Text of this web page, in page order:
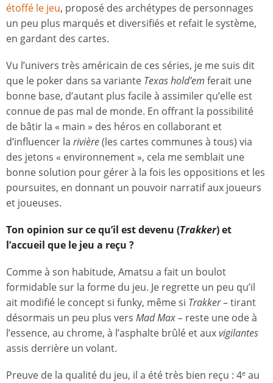
étoffé le jeu, proposé des archétypes de personnages
un peu plus marqués et diversifiés et refait le système,
en gardant des cartes.
Vu l’univers très américain de ces séries, je me suis dit
que le poker dans sa variante Texas hold’em ferait une
bonne base, d’autant plus facile à assimiler qu’elle est
connue de pas mal de monde. En offrant la possibilité
de bâtir la « main » des héros en collaborant et
d’influencer la rivière(les cartes communes à tous) via
des jetons « environnement », cela me semblait une
bonne solution pour gérer à la fois les oppositions et les
poursuites, en donnant un pouvoir narratif aux joueurs
et joueuses.
Ton opinion sur ce qu’il est devenu (Trakker) et
l’accueil que le jeu a reçu ?
Comme à son habitude, Amatsu a fait un boulot
formidable sur la forme du jeu. Je regrette un peu qu’il
ait modifié le concept si funky, même si Trakker–tirant
désormais un peu plus vers Mad Max – reste une ode à
l’essence, au chrome, à l’asphalte brûlé et auxvigilantes
assis derrière un volant.
Preuve de la qualité du jeu, il a été très bien reçu : 4e au